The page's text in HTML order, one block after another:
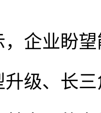
企业盼
级、长